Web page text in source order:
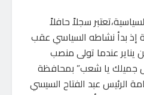
سجلاً حافلاً
إذ بدأ نشاطه السياسي عقب
عندما تولى منصب
جميلك يا شعب” بمحافظة
الرئيس عبد الفتاح السيسي